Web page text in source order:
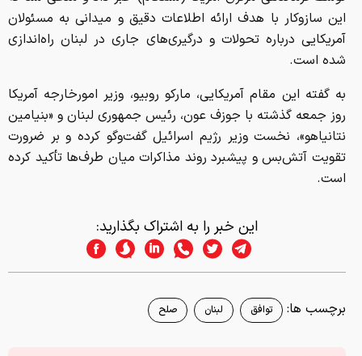
این سازوکار با هدف ارائه اطلاعات دقیق و میدانی به مسئولان
آمریکایی درباره تحولات و درگیری‌های جاری در لبنان راه‌اندازی
شده است.
به گفته این مقام آمریکایی، مارکو روبیو، وزیر امورخارجه آمریکا
روز جمعه گذشته با جوزف عون، رئیس جمهوری لبنان و «بنیامین
نتانیاهو»، نخست وزیر رژیم اسرائیل گفت‌وگو کرده و بر ضرورت
تقویت آتش‌بس و پیشبرد روند مذاکرات میان طرف‌ها تأکید کرده
است.
این خبر را به اشتراک بگذارید:
برچسب ها: توافق لبنان صلح